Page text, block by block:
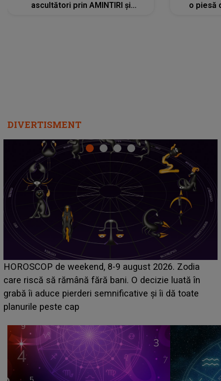
ascultători prin AMINTIRI și
o piesă
DIVERTISMENT
Emanuel a ținut ACEST DETALIU ASCUNS până
acum! În fața Alexandrei, concurentul din Casa Iubirii
face o MĂRTURISIRE NEAȘTEPTATĂ despre mama
sa: "I-am spus și ei în față, eu nu te iubesc pentru